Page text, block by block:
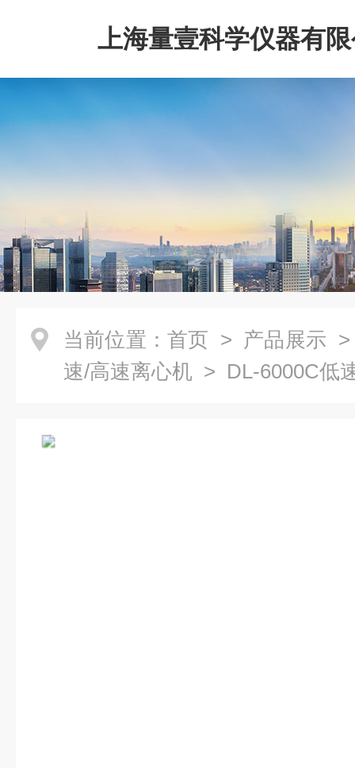
上海量壹科学仪器有
当前位置： 首页 > 产品展示
速/高速离心机 > DL-6000C低